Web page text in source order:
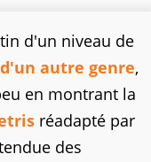
d'un niveau de
d'un autre genre,
en montrant la
réadapté par
des